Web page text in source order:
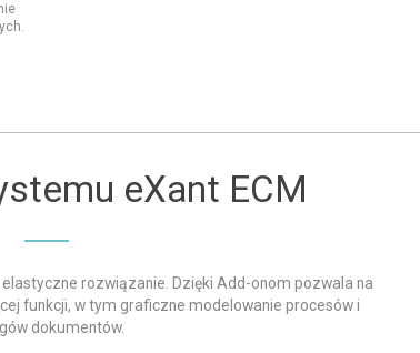
eXant ECM
rozwiązanie. Dzięki Add-onom pozwala na
funkcji, w tym graficzne modelowanie procesów i
dokumentów.